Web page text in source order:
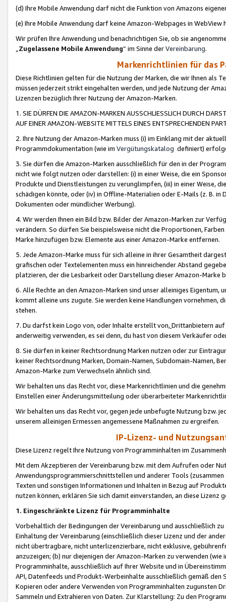
(d) Ihre Mobile Anwendung darf nicht die Funktion von Amazons
(e) Ihre Mobile Anwendung darf keine Amazon-Webpages in WebView
Wir prüfen Ihre Anwendung und benachrichtigen Sie, ob sie
„Zugelassene Mobile Anwendung“ im Sinne derVereinbarung.
Markenrichtlinien für das
Diese Richtlinien gelten für die Nutzung der Marken, die wir Ihnen als
müssen jederzeit strikt eingehalten werden, und jede Nutzung der
Lizenzen bezüglich Ihrer Nutzung der Amazon-Marken.
1. SIE DÜRFEN DIE AMAZON-MARKEN AUSSCHLIESSLICH DURCH
AUF EINER AMAZON-WEBSITE MITTELS EINES ENTSPRECHENDEN
2. Ihre Nutzung der Amazon-Marken muss (i) im Einklang mit der
Programmdokumentation (wie im Vergütungskatalog definiert)
3. Sie dürfen die Amazon-Marken ausschließlich für den in der
nicht wie folgt nutzen oder darstellen: (i) in einer Weise, die ein
Produkte und Dienstleistungen zu verunglimpfen, (iii) in einer Weise,
schädigen könnte, oder (iv) in Offline-Materialien oder E-Mails (z. B. in
Dokumenten oder mündlicher Werbung).
4. Wir werden Ihnen ein Bild bzw. Bilder der Amazon-Marken zur
verändern. So dürfen Sie beispielsweise nicht die Proportionen,
Marke hinzufügen bzw. Elemente aus einer Amazon-Marke entfernen.
5. Jede Amazon-Marke muss für sich alleine in ihrer Gesamtheit
grafischen oder Textelementen muss ein hinreichender Abstand
platzieren, der die Lesbarkeit oder Darstellung dieser Amazon-Marke
6. Alle Rechte an den Amazon-Marken sind unser alleiniges
kommt alleine uns zugute. Sie werden keine Handlungen vornehmen,
stehen.
7. Du darfst kein Logo von, oder Inhalte erstellt von,Drittanbietern auf
anderweitig verwenden, es sei denn, du hast von diesem Verkäufer
8. Sie dürfen in keiner Rechtsordnung Marken nutzen oder zur
keiner Rechtsordnung Marken, Domain-Namen, Subdomain-Namen,
Amazon-Marke zum Verwechseln ähnlich sind.
Wir behalten uns das Recht vor, diese Markenrichtlinien und die
Einstellen einer Änderungsmitteilung oder überarbeiteter
Wir behalten uns das Recht vor, gegen jede unbefugte Nutzung bzw.
unserem alleinigen Ermessen angemessene Maßnahmen zu ergreifen.
IP-Lizenz- und
Diese Lizenz regelt Ihre Nutzung von Programminhalten im
Mit dem Akzeptieren der Vereinbarung bzw. mit dem Aufrufen oder
Anwendungsprogrammierschnittstellen und anderer Tools (zusammen
Texten und sonstigen Informationen und Inhalten in Bezug auf
nutzen können, erklären Sie sich damit einverstanden, an diese Lizenz
1. Eingeschränkte Lizenz für Programminhalte
Vorbehaltlich der Bedingungen der Vereinbarung und ausschließlich
Einhaltung der Vereinbarung (einschließlich dieser Lizenz und der
nicht übertragbare, nicht unterlizenzierbare, nicht exklusive,
anzuzeigen; (b) nur diejenigen der Amazon-Marken zu verwenden
Programminhalte, ausschließlich auf Ihrer Website und in
API, Datenfeeds und Produkt-Werbeinhalte ausschließlich gemäß
Kopieren oder andere Verwenden von Programminhalten zugunsten
Sammeln und Extrahieren von Daten. Zur Klarstellung: Zu den